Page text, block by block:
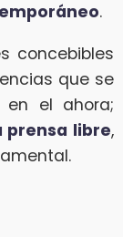
.
concebibles
que se
el ahora;
prensa libre,